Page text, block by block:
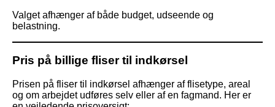
Valget afhænger af både budget, udseende og
belastning.
Pris på billige fliser til indkørsel
Prisen på fliser til indkørsel afhænger af flisetype, areal
og om arbejdet udføres selv eller af en fagmand. Her er